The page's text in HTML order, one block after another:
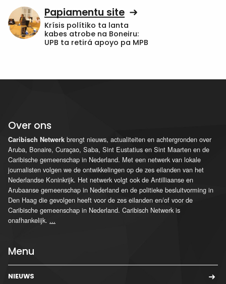
Papiamentu site
Krísis polítiko ta lanta
kabes atrobe na Boneiru:
UPB ta retirá apoyo pa MPB
Over ons
Caribisch Netwerk brengt nieuws, actualiteiten en achtergronden over
Aruba, Bonaire, Curaçao, Saba, Sint Eustatius en Sint Maarten en de
Caribische gemeenschap in Nederland. Met een netwerk van lokale
journalisten volgen we de ontwikkelingen op de zes eilanden van het
Nederlandse Koninkrijk. Het netwerk volgt ook de Antilliaanse en
Arubaanse gemeenschap in Nederland en de politieke besluitvorming in
Den Haag die gevolgen heeft voor de zes eilanden en/of voor de
Caribische gemeenschap in Nederland. Caribisch Netwerk is
onafhankelijk. ...
Menu
NIEUWS